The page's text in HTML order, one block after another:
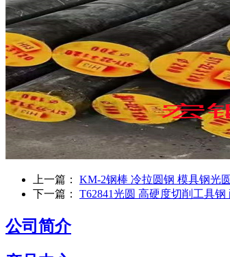
上一篇： KM-2钢棒 冷拉圆钢 模具钢光
下一篇： T62841光圆 高硬度切削工具
公司简介